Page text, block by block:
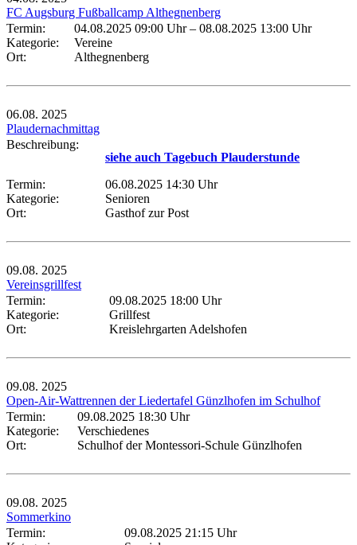
FC Augsburg Fußballcamp Althegnenberg
Termin:
04.08.2025 09:00 Uhr– 08.08.2025 13:00 Uhr
Kategorie:
Vereine
Ort:
Althegnenberg
06.08. 2025
Plaudernachmittag
Beschreibung:
siehe auch Tagebuch Plauderstunde
Termin:
06.08.2025 14:30 Uhr
Kategorie:
Senioren
Ort:
Gasthof zur Post
09.08. 2025
Vereinsgrillfest
Termin:
09.08.2025 18:00 Uhr
Kategorie:
Grillfest
Ort:
Kreislehrgarten Adelshofen
09.08. 2025
Open-Air-Wattrennen der Liedertafel Günzlhofen im Schulhof
Termin:
09.08.2025 18:30 Uhr
Kategorie:
Verschiedenes
Ort:
Schulhof der Montessori-Schule Günzlhofen
09.08. 2025
Sommerkino
Termin:
09.08.2025 21:15 Uhr